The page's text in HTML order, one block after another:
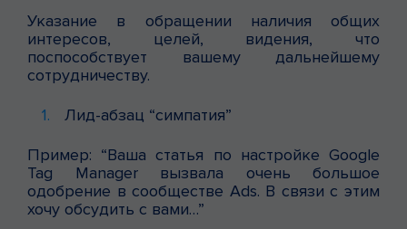
Указание в обращении наличия общих
интересов, целей, видения, что
поспособствует вашему дальнейшему
сотрудничеству.
Лид-абзац “симпатия”
Пример: “Ваша статья по настройке Google
Tag Manager вызвала очень большое
одобрение в сообществе Ads. В связи с этим
хочу обсудить с вами…”